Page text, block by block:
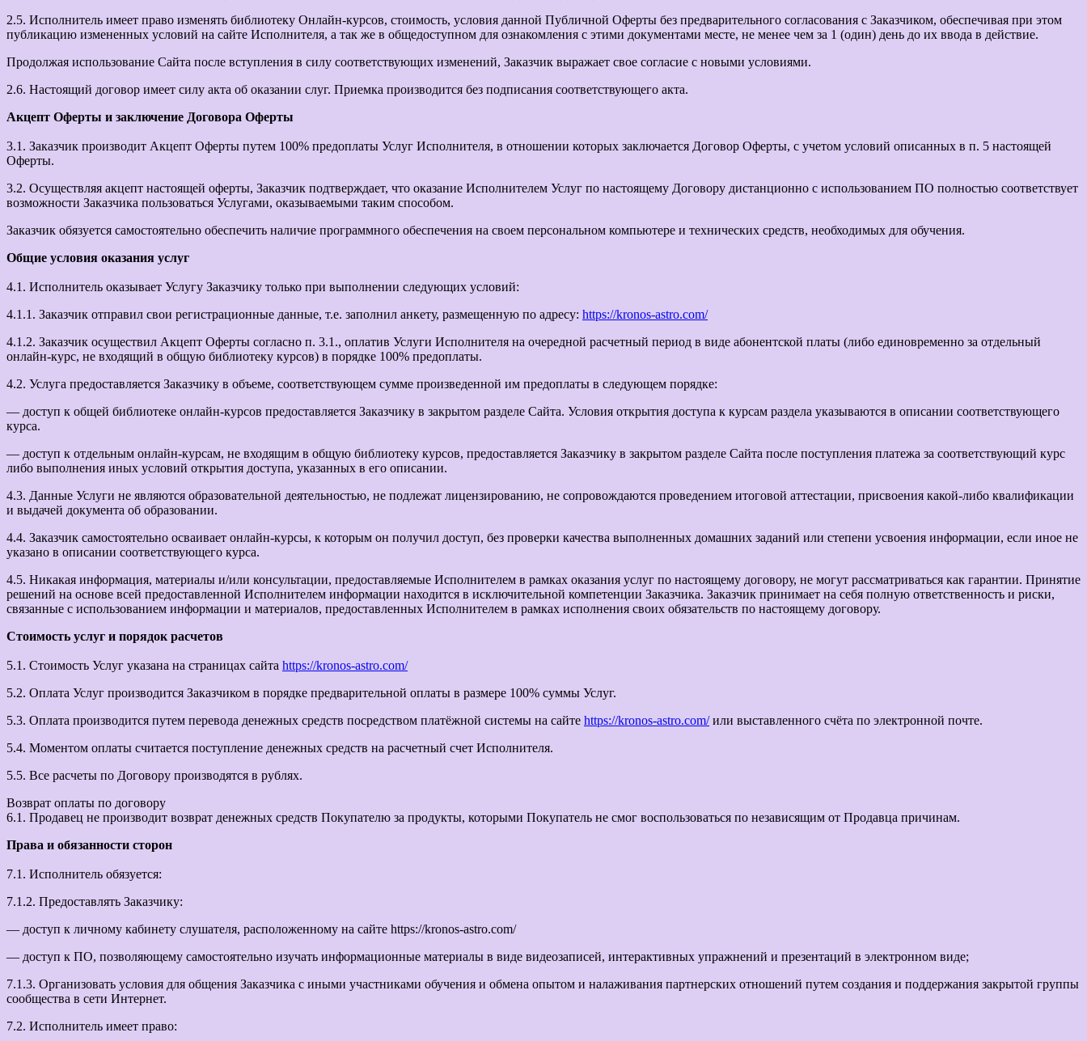
2.5. Исполнитель имеет право изменять библиотеку Онлайн-курсов, стоимость, условия данной Публичной Оферты без предварительного согласования с Заказчиком, обеспечивая при этом
публикацию измененных условий на сайте Исполнителя, а так же в общедоступном для ознакомления с этими документами месте, не менее чем за 1 (один) день до их ввода в действие.
Продолжая использование Сайта после вступления в силу соответствующих изменений, Заказчик выражает свое согласие с новыми условиями.
2.6. Настоящий договор имеет силу акта об оказании слуг. Приемка производится без подписания соответствующего акта.
Акцепт Оферты и заключение Договора Оферты
3.1. Заказчик производит Акцепт Оферты путем 100% предоплаты Услуг Исполнителя, в отношении которых заключается Договор Оферты, с учетом условий описанных в п. 5 настоящей
Оферты.
3.2. Осуществляя акцепт настоящей оферты, Заказчик подтверждает, что оказание Исполнителем Услуг по настоящему Договору дистанционно с использованием ПО полностью соответствует
возможности Заказчика пользоваться Услугами, оказываемыми таким способом.
Заказчик обязуется самостоятельно обеспечить наличие программного обеспечения на своем персональном компьютере и технических средств, необходимых для обучения.
Общие условия оказания услуг
4.1. Исполнитель оказывает Услугу Заказчику только при выполнении следующих условий:
4.1.1. Заказчик отправил свои регистрационные данные, т.е. заполнил анкету, размещенную по адресу: https://kronos-astro.com/
4.1.2. Заказчик осуществил Акцепт Оферты согласно п. 3.1., оплатив Услуги Исполнителя на очередной расчетный период в виде абонентской платы (либо единовременно за отдельный
онлайн-курс, не входящий в общую библиотеку курсов) в порядке 100% предоплаты.
4.2. Услуга предоставляется Заказчику в объеме, соответствующем сумме произведенной им предоплаты в следующем порядке:
— доступ к общей библиотеке онлайн-курсов предоставляется Заказчику в закрытом разделе Сайта. Условия открытия доступа к курсам раздела указываются в описании соответствующего
курса.
— доступ к отдельным онлайн-курсам, не входящим в общую библиотеку курсов, предоставляется Заказчику в закрытом разделе Сайта после поступления платежа за соответствующий курс
либо выполнения иных условий открытия доступа, указанных в его описании.
4.3. Данные Услуги не являются образовательной деятельностью, не подлежат лицензированию, не сопровождаются проведением итоговой аттестации, присвоения какой-либо квалификации
и выдачей документа об образовании.
4.4. Заказчик самостоятельно осваивает онлайн-курсы, к которым он получил доступ, без проверки качества выполненных домашних заданий или степени усвоения информации, если иное не
указано в описании соответствующего курса.
4.5. Никакая информация, материалы и/или консультации, предоставляемые Исполнителем в рамках оказания услуг по настоящему договору, не могут рассматриваться как гарантии. Принятие
решений на основе всей предоставленной Исполнителем информации находится в исключительной компетенции Заказчика. Заказчик принимает на себя полную ответственность и риски,
связанные с использованием информации и материалов, предоставленных Исполнителем в рамках исполнения своих обязательств по настоящему договору.
Стоимость услуг и порядок расчетов
5.1. Стоимость Услуг указана на страницах сайта https://kronos-astro.com/
5.2. Оплата Услуг производится Заказчиком в порядке предварительной оплаты в размере 100% суммы Услуг.
5.3. Оплата производится путем перевода денежных средств посредством платёжной системы на сайте https://kronos-astro.com/или выставленного счёта по электронной почте.
5.4. Моментом оплаты считается поступление денежных средств на расчетный счет Исполнителя.
5.5. Все расчеты по Договору производятся в рублях.
Возврат оплаты по договору
6.1. Продавец не производит возврат денежных средств Покупателю за продукты, которыми Покупатель не смог воспользоваться по независящим от Продавца причинам.
Права и обязанности сторон
7.1. Исполнитель обязуется:
7.1.2. Предоставлять Заказчику:
— доступ к личному кабинету слушателя, расположенному на сайте https://kronos-astro.com/
— доступ к ПО, позволяющему самостоятельно изучать информационные материалы в виде видеозаписей, интерактивных упражнений и презентаций в электронном виде;
7.1.3. Организовать условия для общения Заказчика с иными участниками обучения и обмена опытом и налаживания партнерских отношений путем создания и поддержания закрытой группы
сообщества в сети Интернет.
7.2. Исполнитель имеет право: